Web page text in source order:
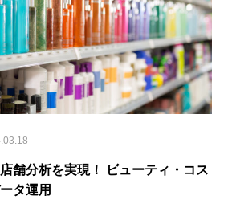
舗分析を実現！ ビューティ・コス
タ運用